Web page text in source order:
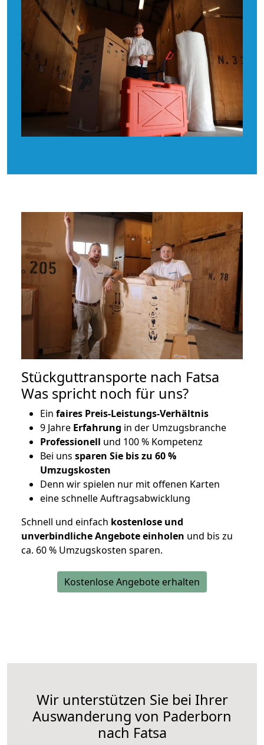
Stückguttransporte nach Fatsa
Was spricht noch für uns?
Ein faires Preis-Leistungs-Verhältnis
9 Jahre Erfahrung in der Umzugsbranche
Professionell und 100 % Kompetenz
Bei uns sparen Sie bis zu 60 %
Umzugskosten
Denn wir spielen nur mit offenen Karten
eine schnelle Auftragsabwicklung
Schnell und einfach kostenlose und
unverbindliche Angebote einholen und bis zu
ca. 60 % Umzugskosten sparen.
Kostenlose Angebote erhalten
Wir unterstützen Sie bei Ihrer
Auswanderung von Paderborn
nach Fatsa